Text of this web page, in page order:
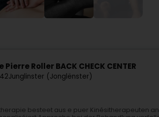
Roller BACK CHECK CENTER
Junglinster (Jonglënster)
besteet aus e puer Kinésitherapeuten